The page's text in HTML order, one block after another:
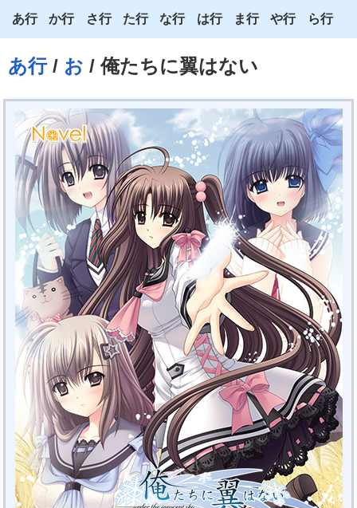
あ行/ お / 俺たちに翼はない
あ行
い
う
え
お
か行
き
く
け
こ
さ行
し
す
せ
そ
た行
ち
つ
て
と
な行
に
ぬ
ね
の
は行
ひ
ふ
へ
ほ
ま行
み
む
め
も
や行
よ
わ
ら行
る
れ
ろ